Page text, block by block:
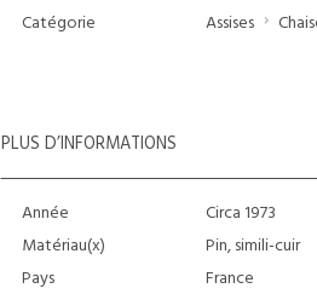
Catégorie
Assises
PLUS D’INFORMATIONS
Année
Circa 1973
Matériau(x)
Pin, simili-cuir
Pays
France